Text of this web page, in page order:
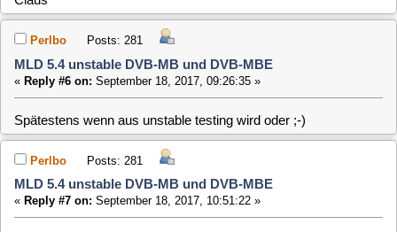
Code pxrOcZ
MLD 5.4 unstable DVB-MB und DVB-MBE
«Reply #8 on:September 19, 2017, 11:28:50 »
Paket Version Datum wird ja 18.09 angegeben. Aber Datei
sagt 14.09. wurde der link zum Download vielleicht nicht
https://www.minidvblinux.de/download/5.4/files/unstable//amd64/dvb-
mb_2017.09.14-28.3+4.13.2.199.25_amd64.deb